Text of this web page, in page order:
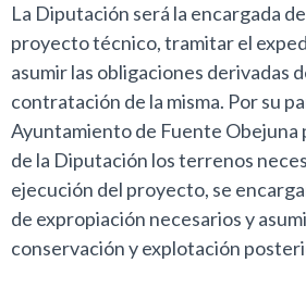
La Diputación será la encargada
proyecto técnico, tramitar el
asumir las obligaciones derivadas
contratación de la misma. Por su
Ayuntamiento de Fuente Obejuna
de la Diputación los terrenos
ejecución del proyecto, se
de expropiación necesarios y
conservación y explotación